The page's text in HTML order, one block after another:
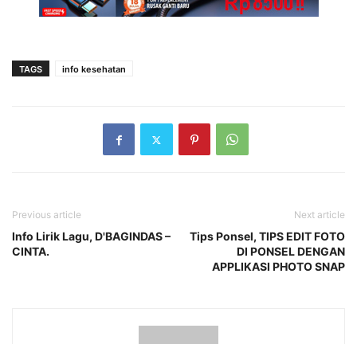
TAGS info kesehatan
Previous article
Info Lirik Lagu, D'BAGINDAS –
CINTA.
Next article
Tips Ponsel, TIPS EDIT FOTO
DI PONSEL DENGAN
APPLIKASI PHOTO SNAP